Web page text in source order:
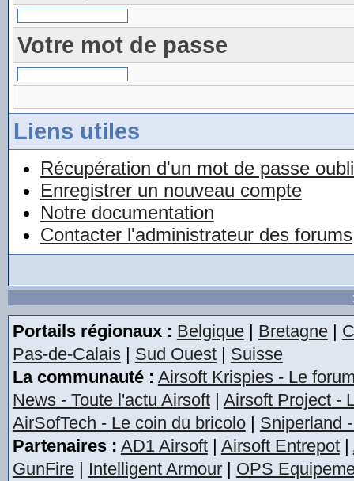
Votre mot de passe
Liens utiles
Récupération d'un mot de passe
Enregistrer un nouveau compte
Notre documentation
Contacter l'administrateur des forums
Portails régionaux : Belgique| Bretagne|
Pas-de-Calais| Sud Ouest| Suisse
La communauté : Airsoft Krispies - Le
News - Toute l'actu Airsoft| Airsoft Project -
AirSofTech - Le coin du bricolo| Sniperland
Partenaires : AD1 Airsoft| Airsoft Entrepot|
GunFire| Intelligent Armour| OPS